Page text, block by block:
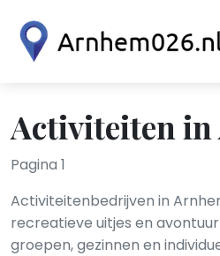
Activiteiten in
Pagina 1
Activiteitenbedrijven in
recreatieve uitjes en
groepen, gezinnen en